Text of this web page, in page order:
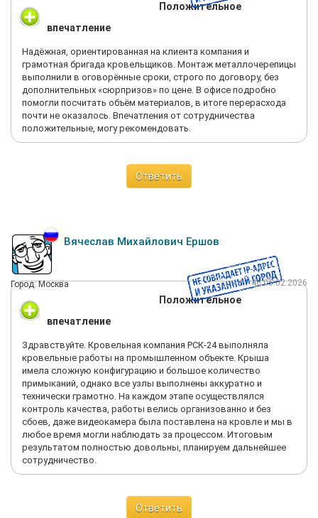
Положительное
впечатление
Надёжная, ориентированная на клиента компания и
грамотная бригада кровельщиков. Монтаж металлочерепицы
выполнили в оговорённые сроки, строго по договору, без
дополнительных «сюрпризов» по цене. В офисе подробно
помогли посчитать объём материалов, в итоге перерасхода
почти не оказалось. Впечатления от сотрудничества
положительные, могу рекомендовать.
Ответить
Вячеслав Михайлович Ершов
Город: Москва 11:46 06.02.2026
Положительное
впечатление
Здравствуйте. Кровельная компания РСК-24 выполняла
кровельные работы на промышленном объекте. Крыша
имела сложную конфигурацию и большое количество
примыканий, однако все узлы выполнены аккуратно и
технически грамотно. На каждом этапе осуществлялся
контроль качества, работы велись организованно и без
сбоев, даже видеокамера была поставлена на кровле и мы в
любое время могли наблюдать за процессом. Итоговым
результатом полностью довольны, планируем дальнейшее
сотрудничество.
Ответить